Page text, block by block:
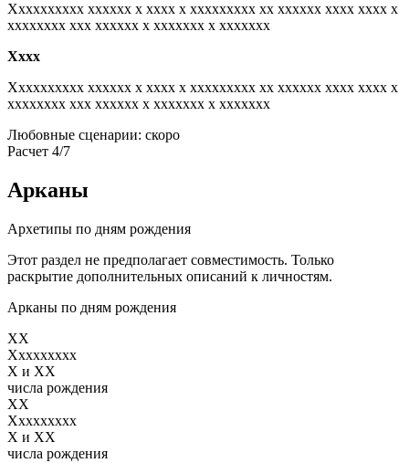
Xxxxxxxxxx xxxxxx x xxxx x xxxxxxxxx xx xxxxxx xxxx xxxx x
xxxxxxxx xxx xxxxxx x xxxxxxx x xxxxxxx
Xxxx
Xxxxxxxxxx xxxxxx x xxxx x xxxxxxxxx xx xxxxxx xxxx xxxx x
xxxxxxxx xxx xxxxxx x xxxxxxx x xxxxxxx
Любовные сценарии: скоро
Расчет 4/7
Арканы
Архетипы по дням рождения
Этот раздел не предполагает совместимость. Только
раскрытие дополнительных описаний к личностям.
Арканы по дням рождения
XX
Xxxxxxxxx
X и XX
числа рождения
XX
Xxxxxxxxx
X и XX
числа рождения